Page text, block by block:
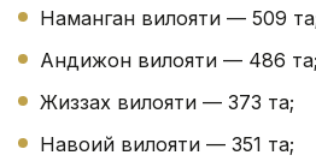
Наманган вилояти — 509
Андижон вилояти — 486 та;
Жиззах вилояти — 373 та;
Навоий вилояти — 351 та;